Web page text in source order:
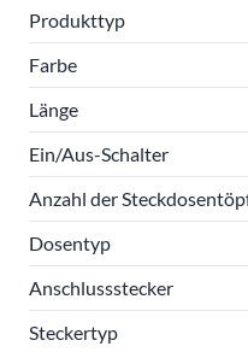
Produkttyp
Farbe
Länge
Ein/Aus-Schalter
Anzahl der
Dosentyp
Anschlussstecker
Steckertyp